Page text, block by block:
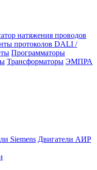
натяжения проводов
протоколов DALI /
Программаторы
Трансформаторы ЭМПРА
Siemens Двигатели АИР